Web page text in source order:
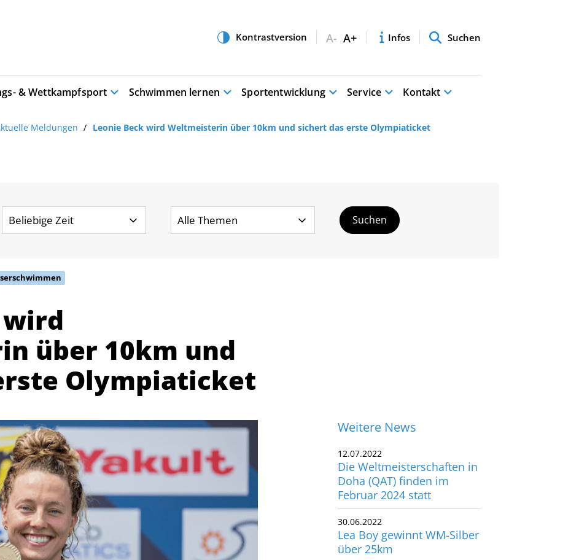
A- A+ Infos Suchen
& Wettkampfsport Schwimmen lernen Sportentwicklung Service Kontakt
Meldungen Leonie Beck wird Weltmeisterin über 10km und sichert das erste Olympiaticket
wird
über 10km und
Olympiaticket
Weitere News
12.07.2022
Die Weltmeisterschaften in
Doha (QAT) finden im
Februar 2024 statt
30.06.2022
Lea Boy gewinnt WM-Silber
über 25km
Abteilungen